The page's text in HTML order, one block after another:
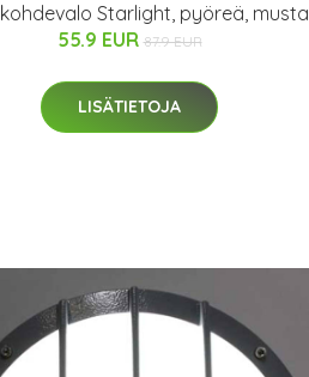
Starlight, pyöreä, musta
55.9 EUR 87.9 EUR
LISÄTIETOJA